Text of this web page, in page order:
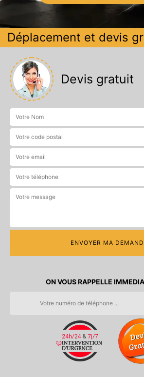
Déplacement et devis
Devis gratuit
ON VOUS RAPPELLE